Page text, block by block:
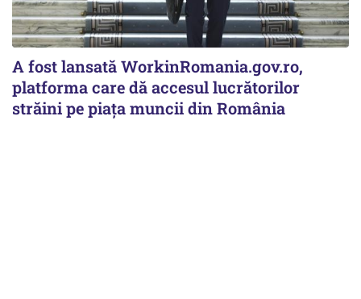
A fost lansată WorkinRomania.gov.ro,
platforma care dă accesul lucrătorilor
străini pe piața muncii din România